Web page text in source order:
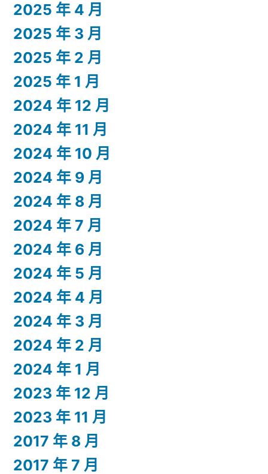
2025 年 4 月
2025 年 3 月
2025 年 2 月
2025 年 1 月
2024 年 12 月
2024 年 11 月
2024 年 10 月
2024 年 9 月
2024 年 8 月
2024 年 7 月
2024 年 6 月
2024 年 5 月
2024 年 4 月
2024 年 3 月
2024 年 2 月
2024 年 1 月
2023 年 12 月
2023 年 11 月
2017 年 8 月
2017 年 7 月